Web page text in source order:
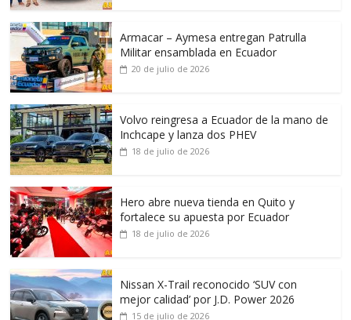
Armacar – Aymesa entregan Patrulla
Militar ensamblada en Ecuador
20 de julio de 2026
Volvo reingresa a Ecuador de la mano de
Inchcape y lanza dos PHEV
18 de julio de 2026
Hero abre nueva tienda en Quito y
fortalece su apuesta por Ecuador
18 de julio de 2026
Nissan X-Trail reconocido ‘SUV con
mejor calidad’ por J.D. Power 2026
15 de julio de 2026